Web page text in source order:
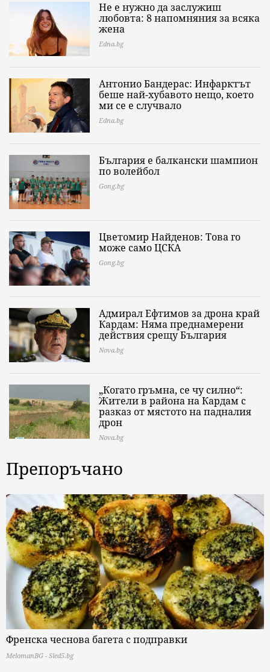
Не е нужно да заслужиш
любовта: 8 напомняния за всяка
жена
Edna.bg
Антонио Бандерас: Инфарктът
беше най-хубавото нещо, което
ми се е случвало
Edna.bg
България е балкански шампион
по волейбол
Gong.bg
Цветомир Найденов: Това го
може само ЦСКА
Gong.bg
Адмирал Ефтимов за дрона край
Кардам: Няма преднамерени
действия срещу България
Nova.bg
„Когато гръмна, се чу силно“:
Жители в района на Кардам с
разказ от мястото на падналия
дрон
Nova.bg
Препоръчано
Френска чеснова багета с подправки
MelomanBG - Sled5.bg